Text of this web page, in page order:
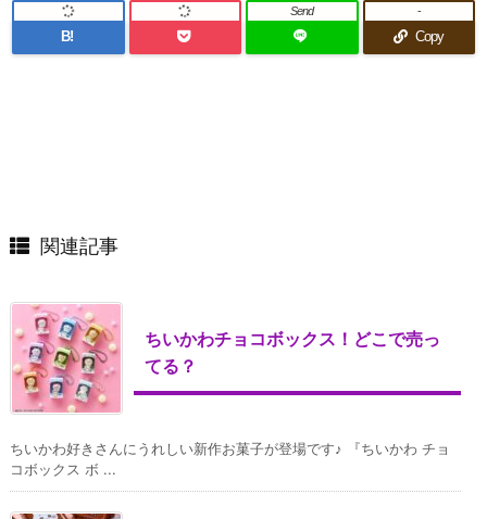
B!
Send
Copy
-
関連記事
ちいかわチョコボックス！どこで売っ
てる？
ちいかわ好きさんにうれしい新作お菓子が登場です♪ 『ちいかわ チョ
コボックス ボ ...